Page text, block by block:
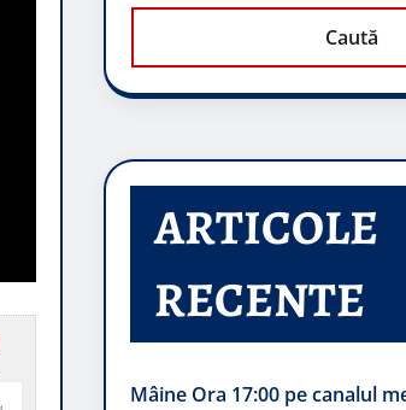
Caută
ARTICOLE
RECENTE
Mâine Ora 17:00 pe canalul